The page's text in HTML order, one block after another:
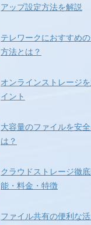
アップ設定方法を解説
テレワークにおすすめ
方法とは？
オンラインストレージ
イント
大容量のファイルを安
は？
クラウドストレージ徹
能・料金・特徴
ファイル共有の便利な